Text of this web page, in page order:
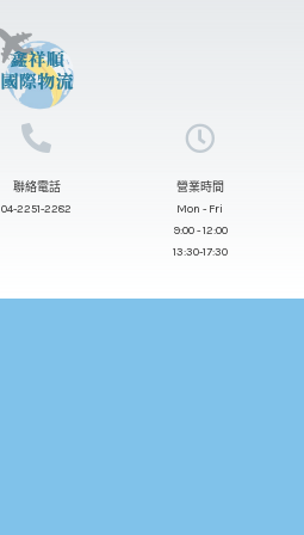
聯絡電話
04-2251-2282
營業時間
Mon - Fri
9:00 - 12:00
13:30-17:30